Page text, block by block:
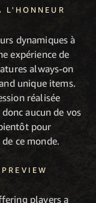
L'HONNEUR
dynamiques à
expérience de
always-on
unique items.
réalisée
aucun de vos
pour
ce monde.
players a